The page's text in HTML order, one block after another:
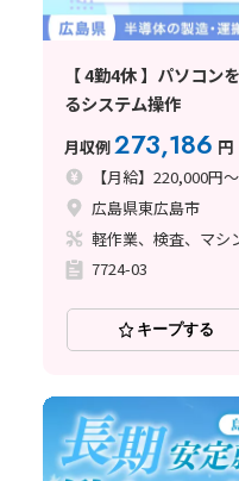
【 4勤4休 】パソコン
るシステム操作
月収例273,186 円
【月給】220,000円～
広島県東広島市
7724-03
キープする